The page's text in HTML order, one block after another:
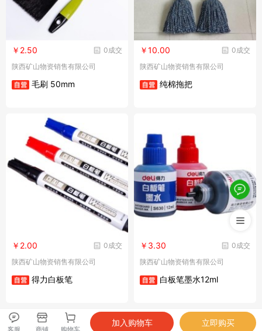
0成交
￥2.50
陕西矿山物资销售有限公司
毛刷 50mm
0成交
￥10.00
陕西矿山物资销售有限公司
纯棉拖把
0成交
￥2.00
陕西矿山物资销售有限公司
得力白板笔
0成交
￥3.30
陕西矿山物资销售有限公司
白板笔墨水12ml
客服 商铺 购物车